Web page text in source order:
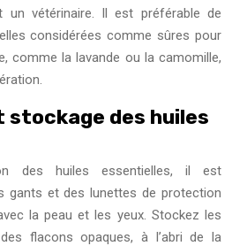
un vétérinaire. Il est préférable de
considérées comme sûres pour
comme la lavande ou la camomille,
stockage des huiles
des huiles essentielles, il est
gants et des lunettes de protection
la peau et les yeux. Stockez les
flacons opaques, à l’abri de la